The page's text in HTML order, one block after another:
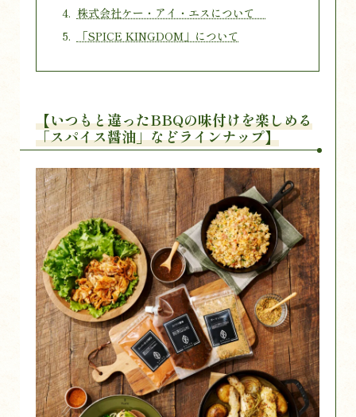
株式会社ケー・アイ・エスについて
「SPICE KINGDOM」について
【いつもと違ったBBQの味付けを楽しめる
「スパイス醤油」などラインナップ】